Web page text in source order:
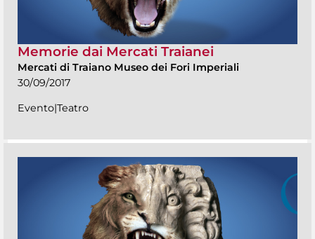
Memorie dai Mercati Traianei
Mercati di Traiano Museo dei Fori Imperiali
30/09/2017
Evento|Teatro